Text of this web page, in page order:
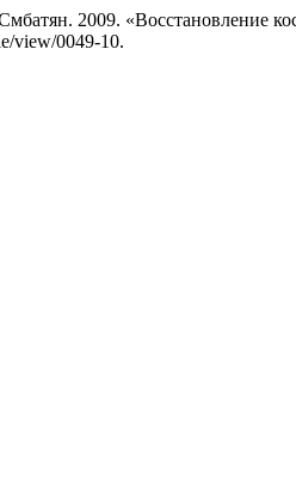
2009. «Восстановление
view/0049-10.